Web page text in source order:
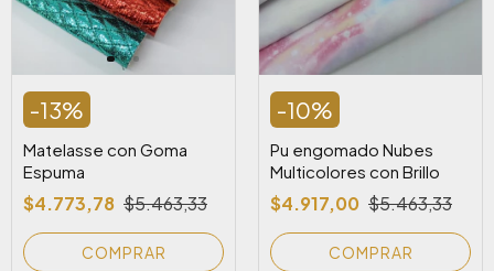
-13%
Matelasse con Goma
Espuma
$4.773,78 $5.463,33
COMPRAR
-10%
Pu engomado Nubes
Multicolores con Brillo
$4.917,00 $5.463,33